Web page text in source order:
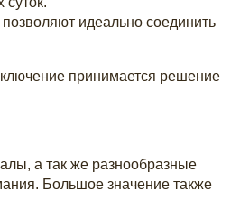
идеально соединить
принимается решение
а так же разнообразные
Большое значение также